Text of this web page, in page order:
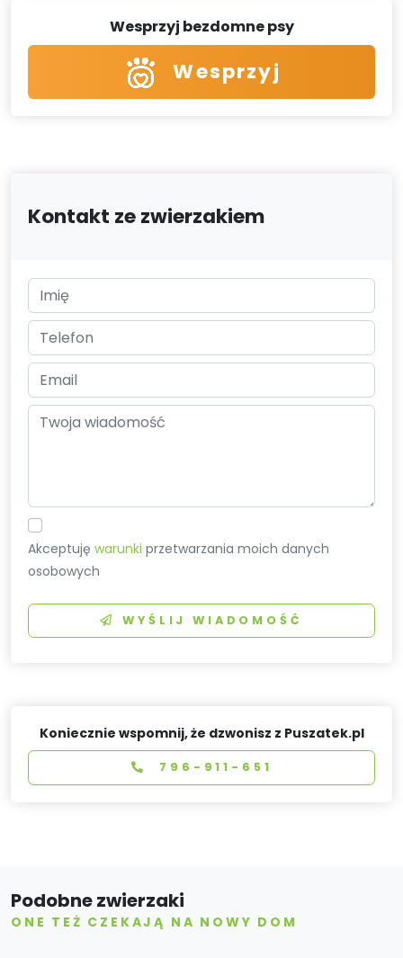
Wesprzyj bezdomne psy
Wesprzyj
Kontakt ze zwierzakiem
Akceptujęwarunki przetwarzania moich danych
osobowych
WYŚLIJ WIADOMOŚĆ
Koniecznie wspomnij, że dzwonisz z Puszatek.pl
796-911-651
Podobne zwierzaki
ONE TEŻ CZEKAJĄ NA NOWY DOM